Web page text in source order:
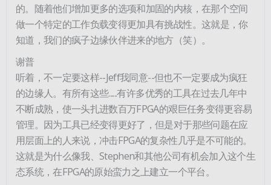
的。随着他们增加更多的选项和加固的内核，在那个空间
做一个特定的工作负载变得更加具有挑战性。这就是，你
知道，我们的疯子边缘伙伴进来的地方（笑）。
谢普
听着，不一定要这样--Jeff我同意--但也不一定要成为疯狂
的边缘人。有所有这些......有许多优秀的工具在过去几年中
不断成熟，使一头扎进数百万FPGA的艰巨任务变得更容易
管理。因为工具已经变得更好了，但是对于那些问题在应
用层面上的人来说，冲击FPGA的复杂性几乎是不可能的。
这就是为什么像我、Stephen和其他公司有机会加入这个生
态系统，在FPGA的原始蛮力之上建立一个平台。